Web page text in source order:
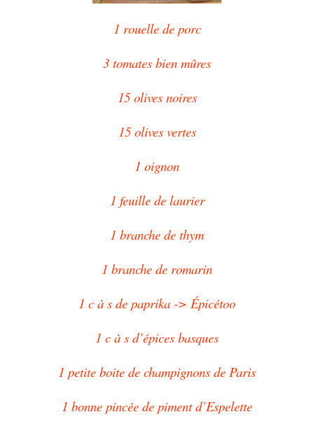
1 rouelle de porc
3 tomates bien mûres
15 olives noires
15 olives vertes
1 oignon
1 feuille de laurier
1 branche de thym
1 branche de romarin
1 c à s de paprika -> Épicétoo
1 c à s d’épices basques
1 petite boite de champignons de Paris
1 bonne pincée de piment d’Espelette